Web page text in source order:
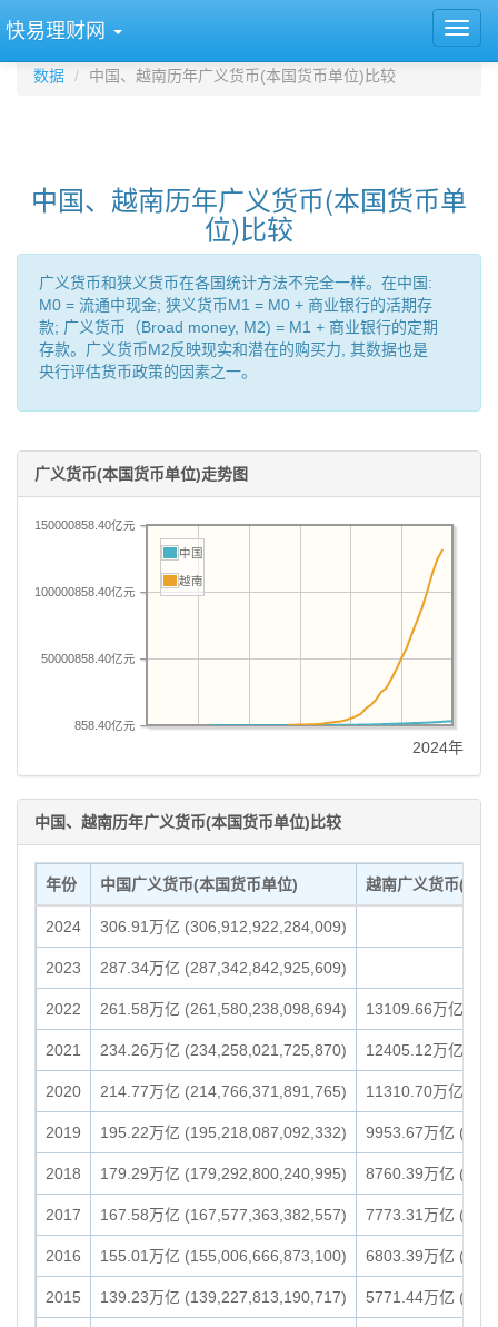
快易理财网
数据 中国、越南历年广义货币(本国货币单位)比较
中国、越南历年广义货币(本国货币单
位)比较
广义货币和狭义货币在各国统计方法不完全一样。在中国:
M0 = 流通中现金; 狭义货币M1 = M0 + 商业银行的活期存
款; 广义货币（Broad money, M2) = M1 + 商业银行的定期
存款。广义货币M2反映现实和潜在的购买力, 其数据也是
央行评估货币政策的因素之一。
广义货币(本国货币单位)走势图
858.40亿元
50000858.40亿元
100000858.40亿元
150000858.40亿元
中国
越南
2024年
中国、越南历年广义货币(本国货币单位)比较
年份 中国广义货币(本国货币单位) 越南广义货币(本
2024 306.91万亿 (306,912,922,284,009)
2023 287.34万亿 (287,342,842,925,609)
2022 261.58万亿 (261,580,238,098,694) 13109.66万亿
2021 234.26万亿 (234,258,021,725,870) 12405.12万亿
2020 214.77万亿 (214,766,371,891,765) 11310.70万亿
2019 195.22万亿 (195,218,087,092,332) 9953.67万亿
2018 179.29万亿 (179,292,800,240,995) 8760.39万亿
2017 167.58万亿 (167,577,363,382,557) 7773.31万亿
2016 155.01万亿 (155,006,666,873,100) 6803.39万亿
2015 139.23万亿 (139,227,813,190,717) 5771.44万亿